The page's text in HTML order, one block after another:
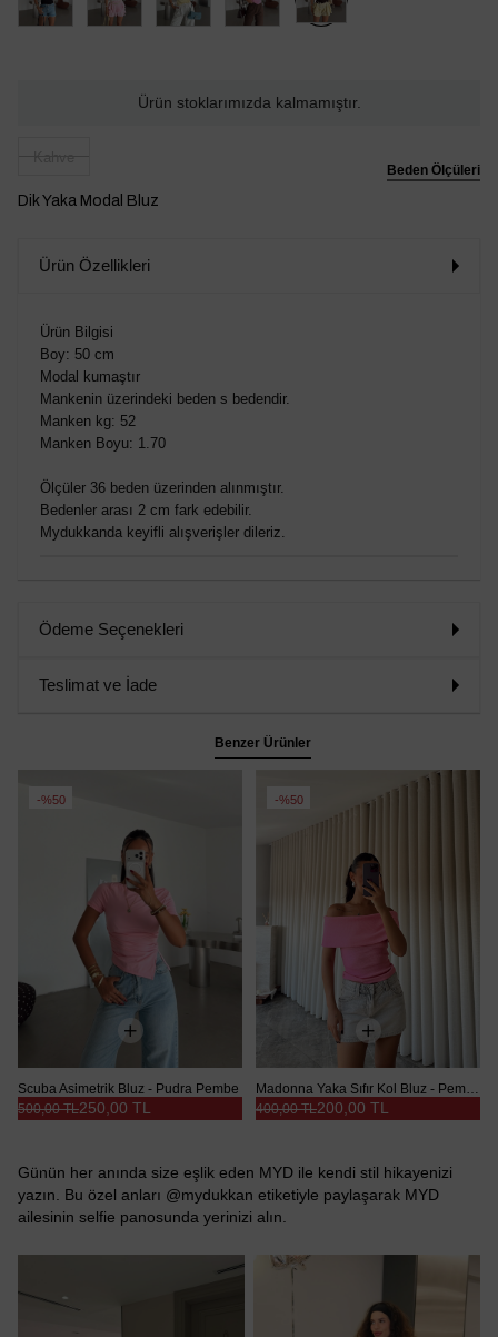
Ürün stoklarımızda kalmamıştır.
Beden Ölçüleri
Dik Yaka Modal Bluz
Ürün Özellikleri
Ürün Bilgisi
Boy: 50 cm
Modal kumaştır
Mankenin üzerindeki beden s bedendir.
Manken kg: 52
Manken Boyu: 1.70
Ölçüler 36 beden üzerinden alınmıştır.
Bedenler arası 2 cm fark edebilir.
Mydukkanda keyifli alışverişler dileriz.
Ödeme Seçenekleri
Teslimat ve İade
Benzer Ürünler
%50
Scuba Asimetrik Bluz - Pudra Pembe
250,00 TL
500,00 TL
%50
Madonna Yaka Sıfır Kol Bluz - Pembe
200,00 TL
400,00 TL
Günün her anında size eşlik eden MYD ile kendi stil hikayenizi
yazın. Bu özel anları @mydukkan etiketiyle paylaşarak MYD
ailesinin selfie panosunda yerinizi alın.